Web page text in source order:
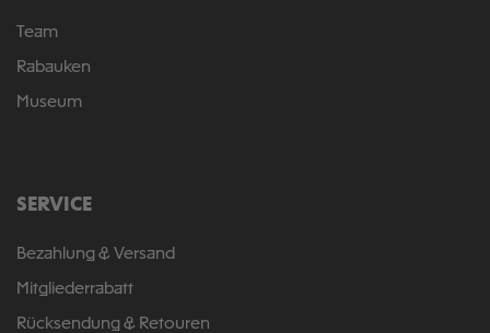
Team
Rabauken
Museum
SERVICE
Bezahlung & Versand
Mitgliederrabatt
Rücksendung & Retouren